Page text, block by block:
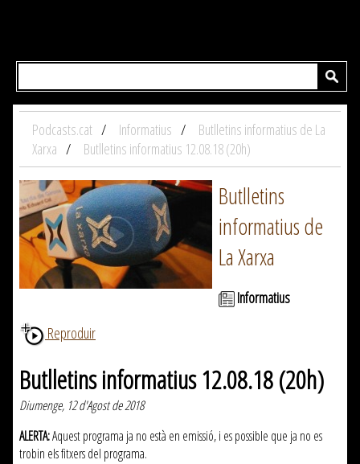
Podcasts.cat Informatius
Butlletins informatius de La
Xarxa
Butlletins informatius 12.08.18 (20h)
Butlletins
informatius de
La Xarxa
Informatius
Reproduir
Butlletins informatius 12.08.18 (20h)
Diumenge, 12 d'Agost de 2018
ALERTA:Aquest programa ja no està en emissió, i es possible que ja no es
trobin els fitxers del programa.